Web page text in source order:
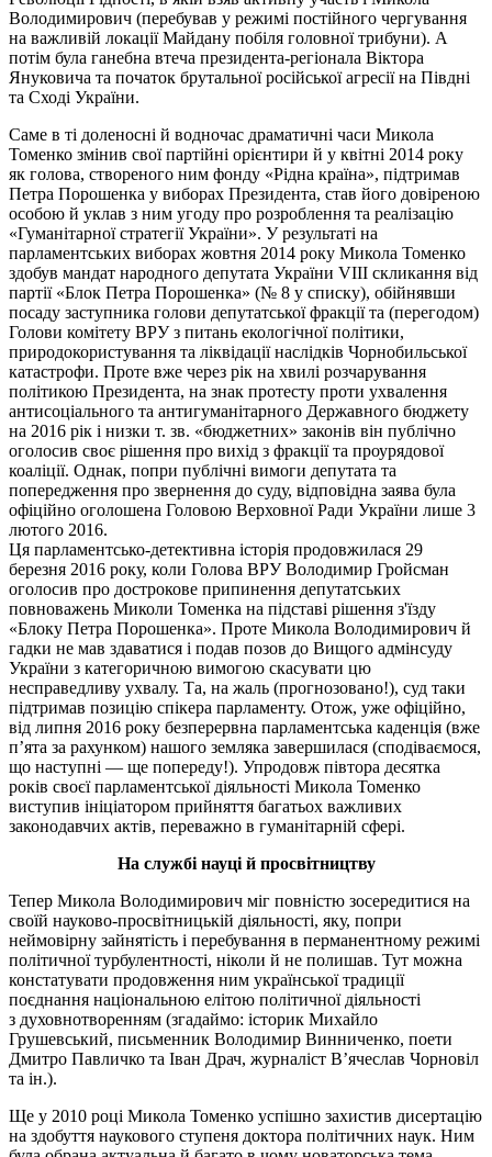
Володимирович (перебував у режимі постійного чергування
на важливій локації Майдану побіля головної трибуни). А
потім була ганебна втеча президента-регіонала Віктора
Януковича та початок брутальної російської агресії на Півдні
та Сході України.
Саме в ті доленосні й водночас драматичні часи Микола
Томенко змінив свої партійні орієнтири й у квітні 2014 року
як голова, створеного ним фонду «Рідна країна», підтримав
Петра Порошенка у виборах Президента, став його довіреною
особою й уклав з ним угоду про розроблення та реалізацію
«Гуманітарної стратегії України». У результаті на
парламентських виборах жовтня 2014 року Микола Томенко
здобув мандат народного депутата України VIII скликання від
партії «Блок Петра Порошенка» (№ 8 у списку), обійнявши
посаду заступника голови депутатської фракції та (перегодом)
Голови комітету ВРУ з питань екологічної політики,
природокористування та ліквідації наслідків Чорнобильської
катастрофи. Проте вже через рік на хвилі розчарування
політикою Президента, на знак протесту проти ухвалення
антисоціального та антигуманітарного Державного бюджету
на 2016 рік і низки т. зв. «бюджетних» законів він публічно
оголосив своє рішення про вихід з фракції та проурядової
коаліції. Однак, попри публічні вимоги депутата та
попередження про звернення до суду, відповідна заява була
офіційно оголошена Головою Верховної Ради України лише 3
лютого 2016.
Ця парламентсько-детективна історія продовжилася 29
березня 2016 року, коли Голова ВРУ Володимир Гройсман
оголосив про дострокове припинення депутатських
повноважень Миколи Томенка на підставі рішення з'їзду
«Блоку Петра Порошенка». Проте Микола Володимирович й
гадки не мав здаватися і подав позов до Вищого адмінсуду
України з категоричною вимогою скасувати цю
несправедливу ухвалу. Та, на жаль (прогнозовано!), суд таки
підтримав позицію спікера парламенту. Отож, уже офіційно,
від липня 2016 року безперервна парламентська каденція (вже
п’ята за рахунком) нашого земляка завершилася (сподіваємося,
що наступні — ще попереду!). Упродовж півтора десятка
років своєї парламентської діяльності Микола Томенко
виступив ініціатором прийняття багатьох важливих
законодавчих актів, переважно в гуманітарній сфері.
На службі науці й просвітництву
Тепер Микола Володимирович міг повністю зосередитися на
своїй науково-просвітницькій діяльності, яку, попри
неймовірну зайнятість і перебування в перманентному режимі
політичної турбулентності, ніколи й не полишав. Тут можна
констатувати продовження ним української традиції
поєднання національною елітою політичної діяльності
з духовнотворенням (згадаймо: історик Михайло
Грушевський, письменник Володимир Винниченко, поети
Дмитро Павличко та Іван Драч, журналіст В’ячеслав Чорновіл
та ін.).
Ще у 2010 році Микола Томенко успішно захистив дисертацію
на здобуття наукового ступеня доктора політичних наук. Ним